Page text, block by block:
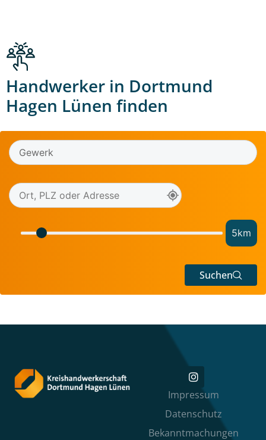
Handwerker in Dortmund
Hagen Lünen finden
5km
Suchen
Impressum
Datenschutz
Bekanntmachungen